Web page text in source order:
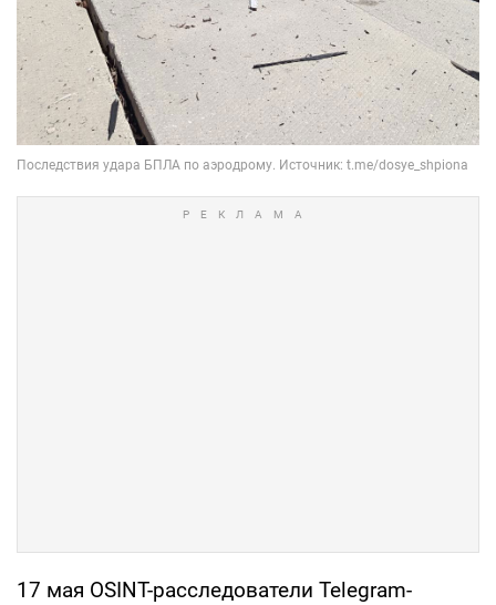
17 мая OSINT-расследователи Telegram-